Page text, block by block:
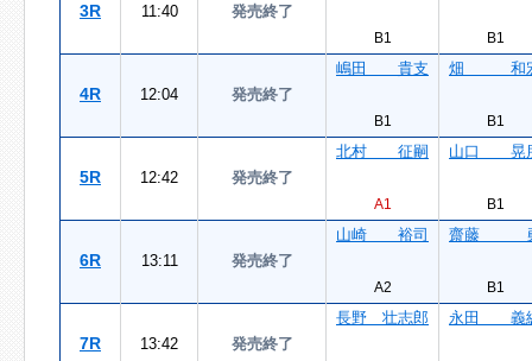
3R 11:40 発売終了
B1 B1
4R 12:04 発売終了
嶋田 貴支
B1
畑 和
B1
5R 12:42 発売終了
北村 征嗣
A1
山口 晃
B1
6R 13:11 発売終了
山崎 裕司
A2
齋藤
B1
7R 13:42 発売終了
長野 壮志郎 永田 義